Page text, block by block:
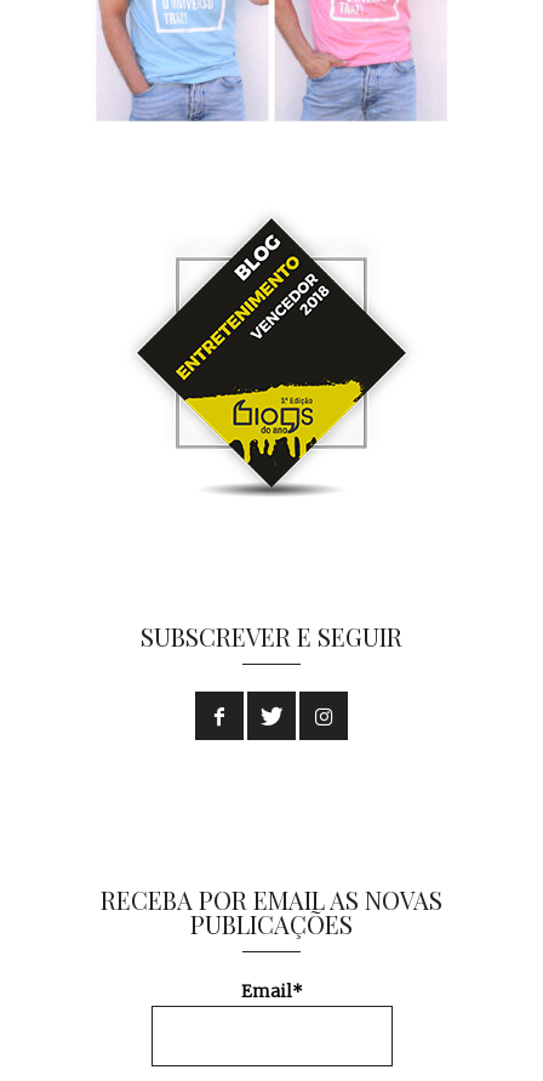
SUBSCREVER E SEGUIR
RECEBA POR EMAIL AS NOVAS
PUBLICAÇÕES
Email*